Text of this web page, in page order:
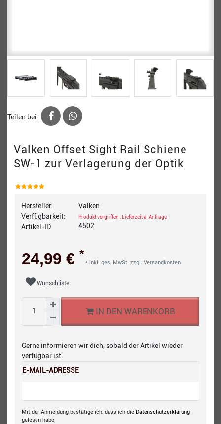
Teilen bei:
Valken Offset Sight Rail Schiene
SW-1 zur Verlagerung der Optik
Hersteller:
Verfügbarkeit:
Artikel-ID
Valken
Produkt vergriffen , Lieferzeit a. Anfrage
4502
24,99 € *
* inkl. ges. MwSt. zzgl. Versandkosten
Wunschliste
IN DEN WARENKORB
Gerne informieren wir dich, sobald der Artikel wieder
verfügbar ist.
E-MAIL-ADRESSE
Mit der Anmeldung bestätige ich, dass ich die Daten­schutz­erklärung
gelesen habe.